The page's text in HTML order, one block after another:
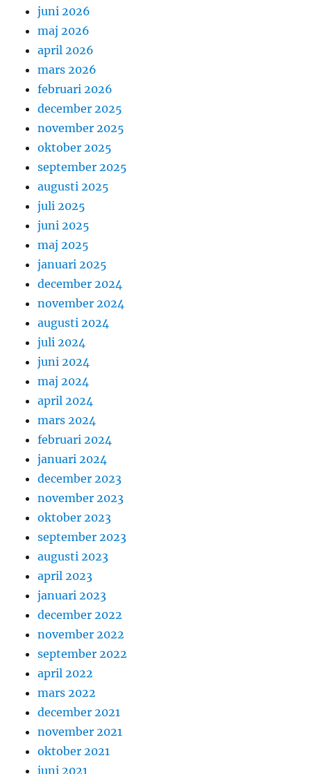
juni 2026
maj 2026
april 2026
mars 2026
februari 2026
december 2025
november 2025
oktober 2025
september 2025
augusti 2025
juli 2025
juni 2025
maj 2025
januari 2025
december 2024
november 2024
augusti 2024
juli 2024
juni 2024
maj 2024
april 2024
mars 2024
februari 2024
januari 2024
december 2023
november 2023
oktober 2023
september 2023
augusti 2023
april 2023
januari 2023
december 2022
november 2022
september 2022
april 2022
mars 2022
december 2021
november 2021
oktober 2021
juni 2021